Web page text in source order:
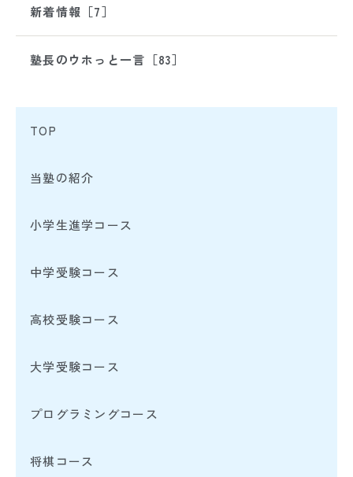
新着情報［7］
塾長のウホっと一言［83］
TOP
当塾の紹介
小学生進学コース
中学受験コース
高校受験コース
大学受験コース
プログラミングコース
将棋コース